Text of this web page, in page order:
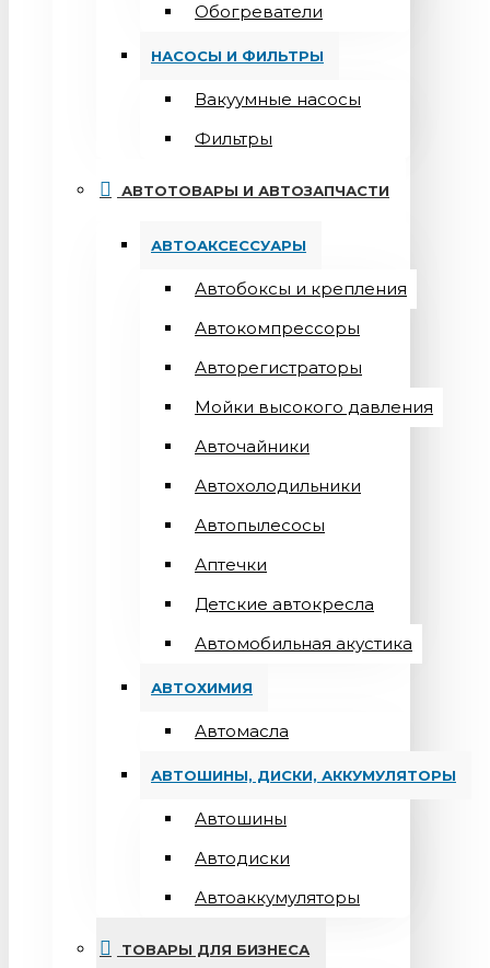
Обогреватели
НАСОСЫ И ФИЛЬТРЫ
Вакуумные насосы
Фильтры
АВТОТОВАРЫ И АВТОЗАПЧАСТИ
АВТОАКСЕССУАРЫ
Автобоксы и крепления
Автокомпрессоры
Авторегистраторы
Мойки высокого давления
Авточайники
Автохолодильники
Автопылесосы
Аптечки
Детские автокресла
Автомобильная акустика
АВТОХИМИЯ
Автомасла
АВТОШИНЫ, ДИСКИ, АККУМУЛЯТОРЫ
Автошины
Автодиски
Автоаккумуляторы
ТОВАРЫ ДЛЯ БИЗНЕСА